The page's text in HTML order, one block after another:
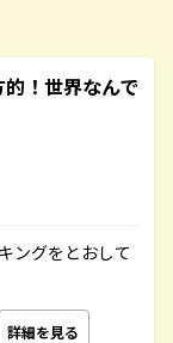
！世界なんで
ングをとおして
詳細を見る